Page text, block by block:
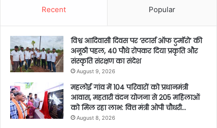
Recent Popular
विश्व आदिवासी दिवस पर ‘स्टार्स ऑफ टुमॉरो’ की
अनूठी पहल, 40 पौधे रोपकर दिया प्रकृति और
संस्कृति संरक्षण का संदेश
August 9, 2026
महलोई गांव में 104 परिवारों को प्रधानमंत्री
आवास, महतारी वंदन योजना से 205 महिलाओं
को मिल रहा लाभ: वित्त मंत्री ओपी चौधरी…
August 8, 2026